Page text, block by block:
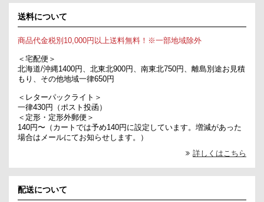
送料について
商品代金税別10,000円以上送料無料！※一部地域除外
＜宅配便＞
北海道/沖縄1400円、北東北900円、南東北750円、離島別途お見積
もり、その他地域一律650円
＜レターパックライト＞
一律430円（ポスト投函）
＜定形・定形外郵便＞
140円〜（カートでは予め140円に設定しています。増減があった
場合はメールにてお知らせします。）
詳しくはこちら
配送について